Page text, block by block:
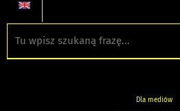
Dla mediów